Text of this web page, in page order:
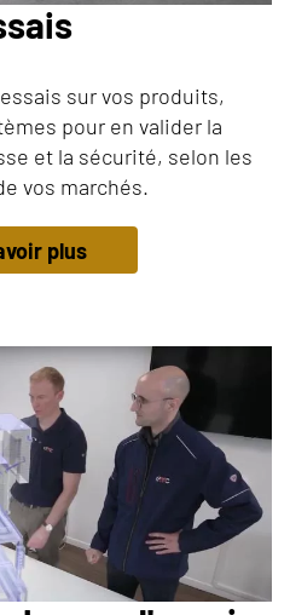
sur vos produits,
pour en valider la
et la sécurité, selon les
vos marchés.
plus